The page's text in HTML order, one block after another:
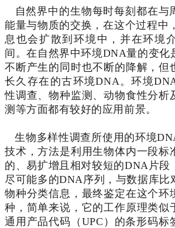
自然界中的生物每时每刻都在与
能量与物质的交换，在这个过程中
息也会扩散到环境中，并在环境
间。在自 然界中环境DNA量的变化
不断产生的同时也不断的降解，但
长久存在的古环境DNA。环境
性调查、物种监测、动物食性分析
测等方面都有较好的应用前景。
生物多样性调查所使用的环境
技术，方法是利用生物体内一段标
的、易扩增且相对较短的DNA片段
尽可能多的DNA序列，与数据库比
物种分类信息，最终鉴定在这个环
种，简单来说，它的工作原理类似
通用产品代码（UPC）的条形码标